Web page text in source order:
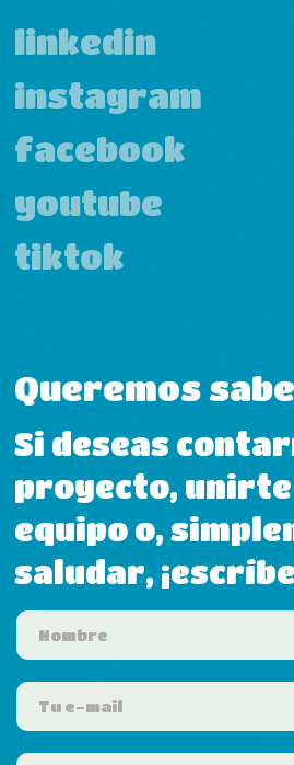
linkedin
instagram
facebook
youtube
tiktok
Queremos
Si deseas
proyecto,
equipo o,
saludar,